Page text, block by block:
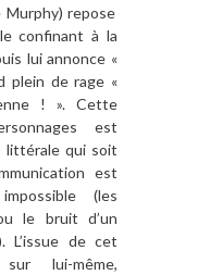
Murphy) repose
confinantàla
lui annonce «
plein de rage «
!». Cette
est
littérale qui soit
est
(les
le bruit d’un
L’issue de cet
sur lui-même,